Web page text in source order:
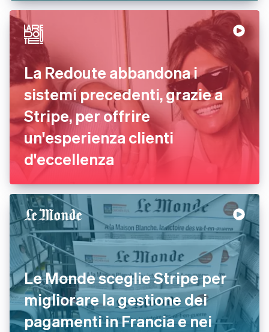
La Redoute abbandona i
sistemi precedenti, grazie a
Stripe, per offrire
un'esperienza clienti
d'eccellenza
Le Monde sceglie Stripe per
migliorare la gestione dei
pagamenti in Francia e nei